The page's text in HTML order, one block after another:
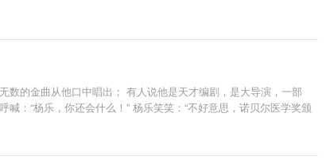
的金曲从他口中唱出； 有人说他是天才编剧，是大导演，一部
：“杨乐，你还会什么！” 杨乐笑笑：“不好意思，诺贝尔医学奖颁